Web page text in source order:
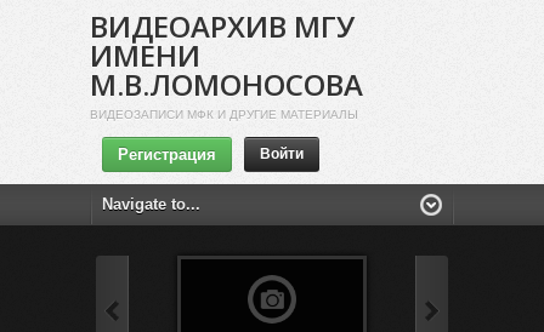
ВИДЕОАРХИВ МГУ
ИМЕНИ
М.В.ЛОМОНОСОВА
ВИДЕОЗАПИСИ МФК И ДРУГИЕ МАТЕРИАЛЫ
Регистрация Войти